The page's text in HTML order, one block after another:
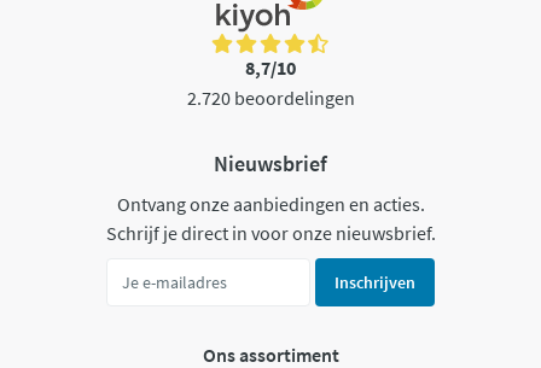
8,7/10
2.720 beoordelingen
Nieuwsbrief
Ontvang onze aanbiedingen en acties.
Schrijf je direct in voor onze nieuwsbrief.
Inschrijven
Ons assortiment